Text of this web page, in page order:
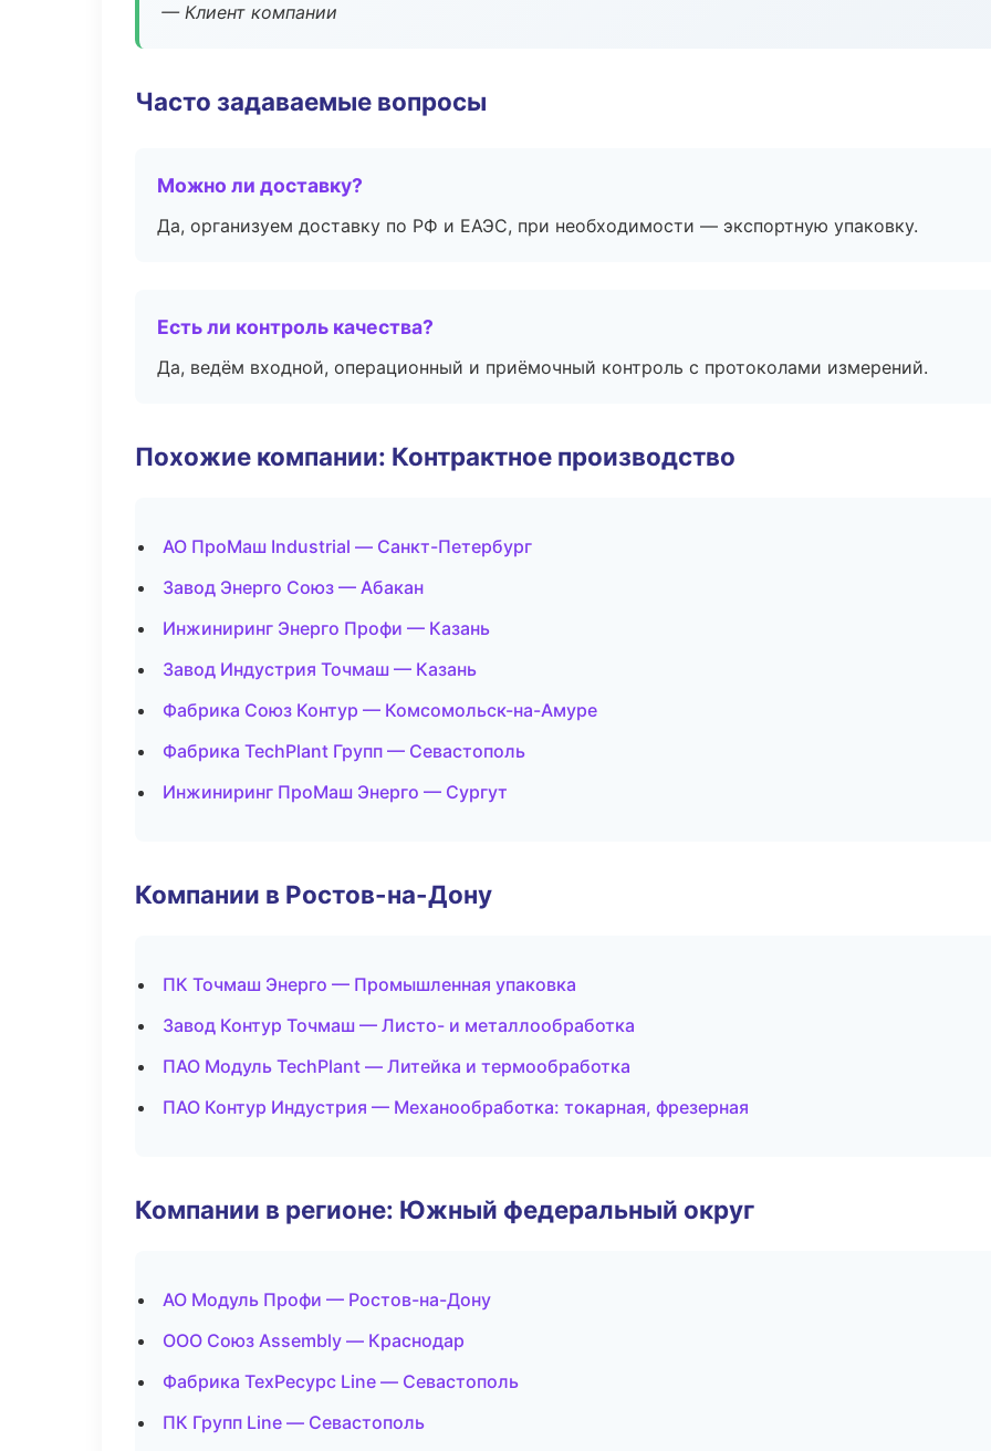
— Клиент компании
Часто задаваемые вопросы
Можно ли доставку?
Да, организуем доставку по РФ и ЕАЭС, при необходимости — экспортную упаковку.
Есть ли контроль качества?
Да, ведём входной, операционный и приёмочный контроль с протоколами измерений.
Похожие компании: Контрактное производство
АО ПроМаш Industrial — Санкт-Петербург
Завод Энерго Союз — Абакан
Инжиниринг Энерго Профи — Казань
Завод Индустрия Точмаш — Казань
Фабрика Союз Контур — Комсомольск-на-Амуре
Фабрика TechPlant Групп — Севастополь
Инжиниринг ПроМаш Энерго — Сургут
Компании в Ростов-на-Дону
ПК Точмаш Энерго — Промышленная упаковка
Завод Контур Точмаш — Листо- и металлообработка
ПАО Модуль TechPlant — Литейка и термообработка
ПАО Контур Индустрия — Механообработка: токарная, фрезерная
Компании в регионе: Южный федеральный округ
АО Модуль Профи — Ростов-на-Дону
ООО Союз Assembly — Краснодар
Фабрика ТехРесурс Line — Севастополь
ПК Групп Line — Севастополь